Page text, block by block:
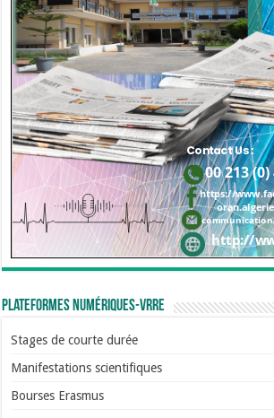
Plateformes numériques-VRRE
Stages de courte durée
Manifestations scientifiques
Bourses Erasmus